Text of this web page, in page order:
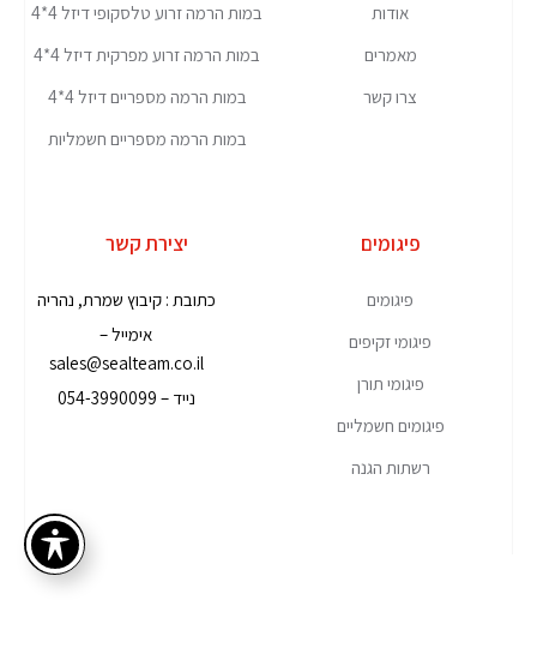
אודות
מאמרים
צרו קשר
במות הרמה זרוע טלסקופי דיזל 4*4
במות הרמה זרוע מפרקית דיזל 4*4
במות הרמה מספריים דיזל 4*4
במות הרמה מספריים חשמליות
פיגומים
פיגומים
פיגומי זקיפים
פיגומי תורן
פיגומים חשמליים
רשתות הגנה
יצירת קשר
כתובת : קיבוץ שמרת, נהריה
אימייל –
sales@sealteam.co.il
נייד – 054-3990099